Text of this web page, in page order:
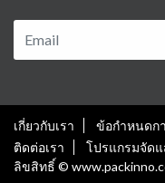
เกี่ยวกับเรา ข้อกำหนดก
ติดต่อเรา
โปรแกรมจัด
ลิขสิทธิ์ ©